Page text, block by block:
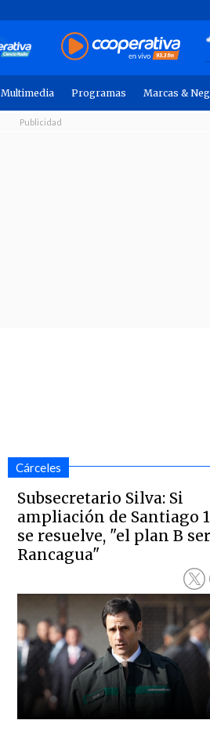
Multimedia Programas Marcas &
Cárceles
Subsecretario Silva: Si
ampliación de Santiago
se resuelve, "el plan B
Rancagua"